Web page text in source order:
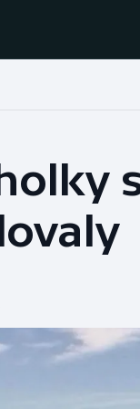
Baseball a softbal
Basketbal
Boby a skeleton